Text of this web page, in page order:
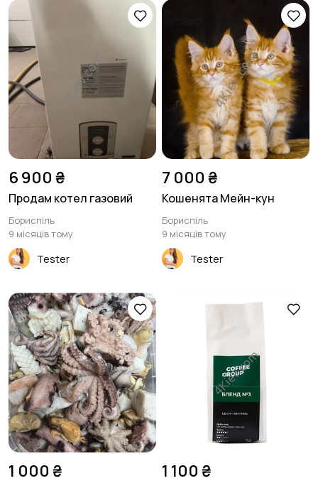
6 900 ₴
Продам котел газовий
Бориспіль
9 місяців тому
Tester
7 000 ₴
Кошенята Мейн-кун
Бориспіль
9 місяців тому
Tester
1 000 ₴ 1 100 ₴